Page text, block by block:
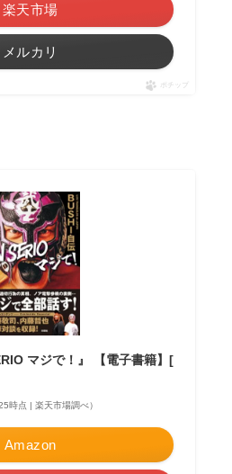
楽天市場
メルカリ
ポチップ
マジで！』 【電子書籍】[
時点 | 楽天市場調べ）
Amazon